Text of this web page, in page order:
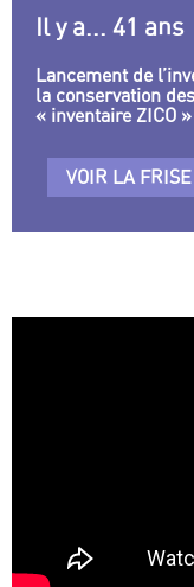
Il y a... 41 ans
Lancement de
la conservation
« inventaire ZICO »
VOIR LA